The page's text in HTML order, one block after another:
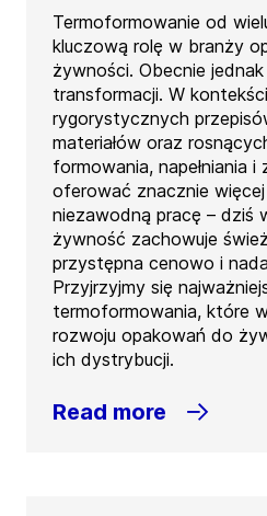
Termoformowanie od
kluczową rolę w branży
żywności. Obecnie
transformacji. W
rygorystycznych
materiałów oraz
formowania, napełniania i
oferować znacznie
niezawodną pracę – dziś
żywność zachowuje
przystępna cenowo i
Przyjrzyjmy się
termoformowania, które
rozwoju opakowań do
ich dystrybucji.
Read more